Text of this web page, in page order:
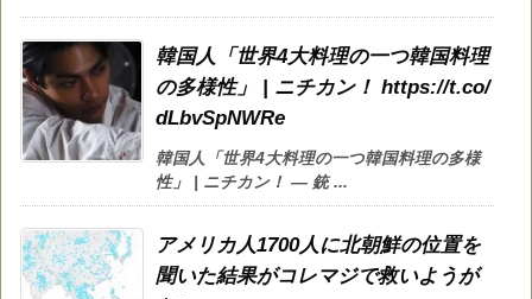
韓国人「世界4大料理の一つ韓国料理
の多様性」 | ニチカン！ https://t.co/
dLbvSpNWRe
韓国人「世界4大料理の一つ韓国料理の多様
性」 | ニチカン！ — 銃 ...
アメリカ人1700人に北朝鮮の位置を
聞いた結果がコレマジで救いようが